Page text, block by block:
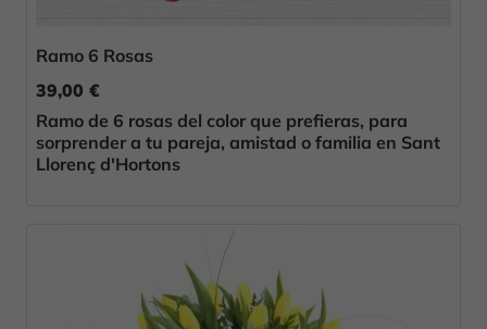
Ramo 6 Rosas
39,00 €
Ramo de 6 rosas del color que prefieras, para
sorprender a tu pareja, amistad o familia en Sant
Llorenç d'Hortons